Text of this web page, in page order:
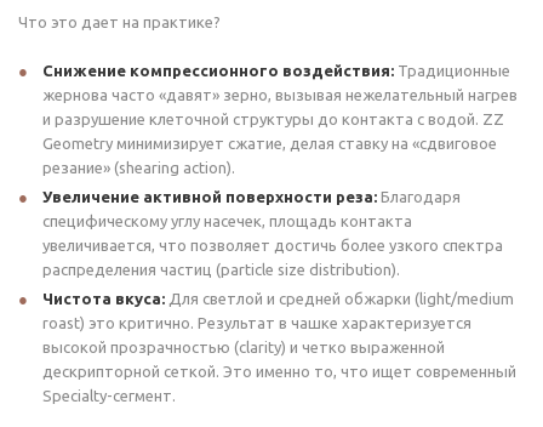
Что это дает на практике?
Снижение компрессионного воздействия: Традиционные
жернова часто «давят» зерно, вызывая нежелательный нагрев
и разрушение клеточной структуры до контакта с водой. ZZ
Geometry минимизирует сжатие, делая ставку на «сдвиговое
резание» (shearing action).
Увеличение активной поверхности реза: Благодаря
специфическому углу насечек, площадь контакта
увеличивается, что позволяет достичь более узкого спектра
распределения частиц (particle size distribution).
Чистота вкуса: Для светлой и средней обжарки (light/medium
roast) это критично. Результат в чашке характеризуется
высокой прозрачностью (clarity) и четко выраженной
дескрипторной сеткой. Это именно то, что ищет современный
Specialty-сегмент.